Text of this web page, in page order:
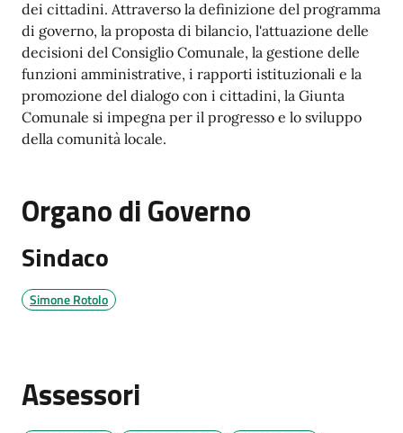
dei cittadini. Attraverso la definizione del programma
di governo, la proposta di bilancio, l'attuazione delle
decisioni del Consiglio Comunale, la gestione delle
funzioni amministrative, i rapporti istituzionali e la
promozione del dialogo con i cittadini, la Giunta
Comunale si impegna per il progresso e lo sviluppo
della comunità locale.
Organo di Governo
Sindaco
Simone Rotolo
Assessori